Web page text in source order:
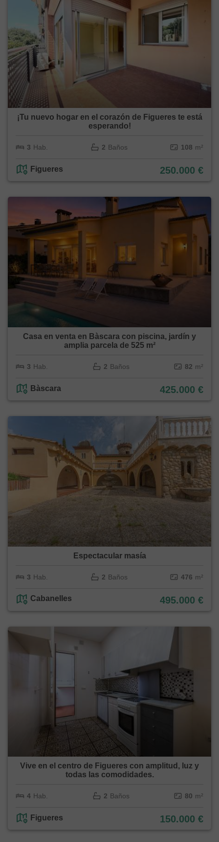
¡Tu nuevo hogar en el corazón de Figueres te está
esperando!
3 Hab. 2 Baños 108 m²
Figueres 250.000 €
Casa en venta en Bàscara con piscina, jardín y
amplia parcela de 525 m²
3 Hab. 2 Baños 82 m²
Bàscara 425.000 €
Espectacular masía
3 Hab. 2 Baños 476 m²
Cabanelles 495.000 €
Vive en el centro de Figueres con amplitud, luz y
todas las comodidades.
4 Hab. 2 Baños 80 m²
Figueres 150.000 €